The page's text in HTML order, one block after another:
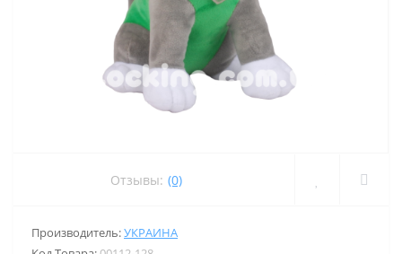
Отзывы: (0)
Производитель:УКРАИНА